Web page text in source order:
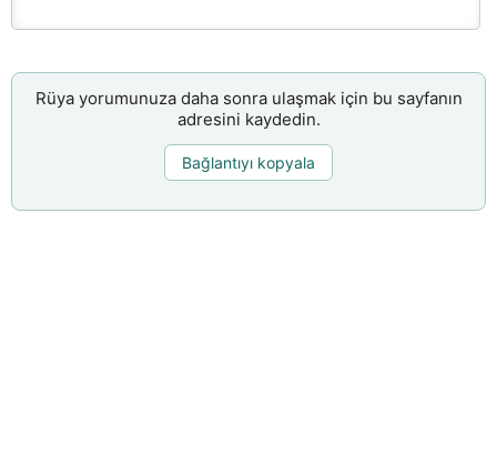
Rüya yorumunuza daha sonra ulaşmak için bu sayfanın
adresini kaydedin.
Bağlantıyı kopyala